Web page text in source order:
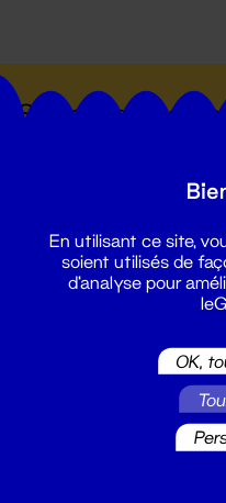
Suivez toutes les
En utilisant ce site,
soient utilisés de
d'analyse pour
OK,